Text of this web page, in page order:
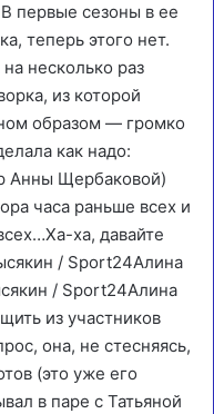
первые сезоны в ее
теперь этого нет.
несколько раз
из которой
образом — громко
как надо:
Анны Щербаковой)
часа раньше всех и
ха, давайте
/ Sport24Алина
/ Sport24Алина
из участников
она, не стесняясь,
(это уже его
в паре с Татьяной